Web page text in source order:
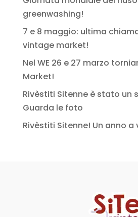
greenwashing!
7 e 8 maggio: ultima
vintage market!
Nel WE 26 e 27 marzo
Market!
Rivèstiti Sitenne è stato un
Guarda le foto
Rivèstiti Sitenne! Un anno a